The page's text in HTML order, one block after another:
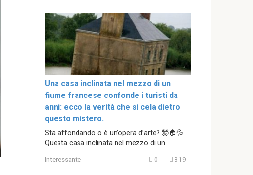
Una casa inclinata nel mezzo di un
fiume francese confonde i turisti da
anni: ecco la verità che si cela dietro
questo mistero.
Sta affondando o è un’opera d’arte? 🤯🏠💦
Questa casa inclinata nel mezzo di un
Interessante 0 319